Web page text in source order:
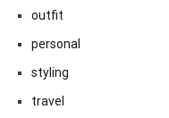
outfit
personal
styling
travel